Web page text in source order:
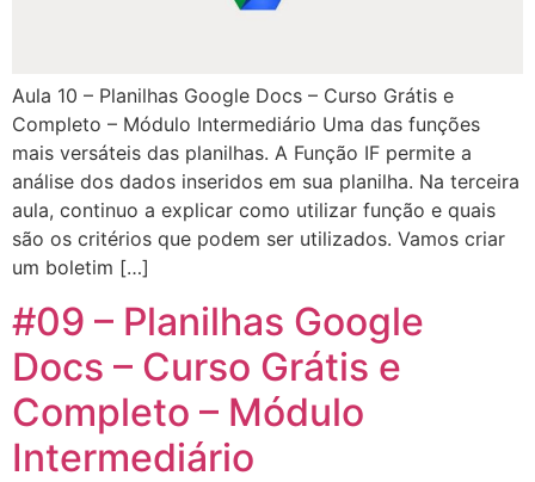
Aula 10 – Planilhas Google Docs – Curso Grátis e
Completo – Módulo Intermediário Uma das funções
mais versáteis das planilhas. A Função IF permite a
análise dos dados inseridos em sua planilha. Na terceira
aula, continuo a explicar como utilizar função e quais
são os critérios que podem ser utilizados. Vamos criar
um boletim […]
#09 – Planilhas Google
Docs – Curso Grátis e
Completo – Módulo
Intermediário